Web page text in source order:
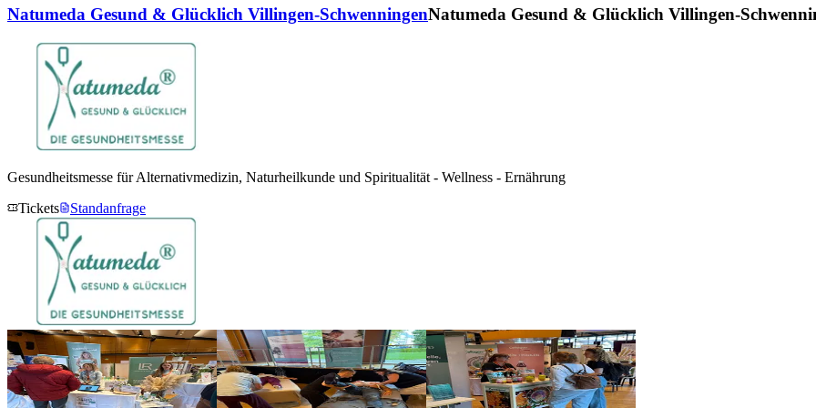
Natumeda Gesund & Glücklich Villingen-SchwenningenNatumeda Gesund & Glücklich Villingen-
Gesundheitsmesse für Alternativmedizin, Naturheilkunde und Spiritualität - Wellness - Ernährung
Tickets
Standanfrage